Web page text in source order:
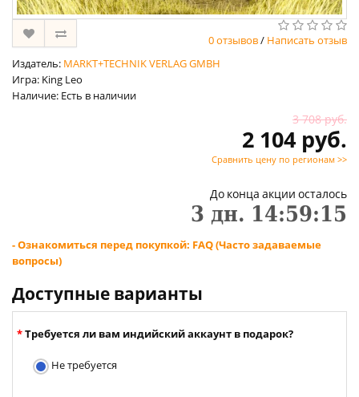
0 отзывов/ Написать отзыв
Издатель: MARKT+TECHNIK VERLAG GMBH
Игра: King Leo
Наличие: Есть в наличии
3 708 руб.
2 104 руб.
Сравнить цену по регионам >>
До конца акции осталось
3 дн. 14:59:15
- Ознакомиться перед покупкой: FAQ (Часто задаваемые
вопросы)
Доступные варианты
Требуется ли вам индийский аккаунт в подарок?
Не требуется